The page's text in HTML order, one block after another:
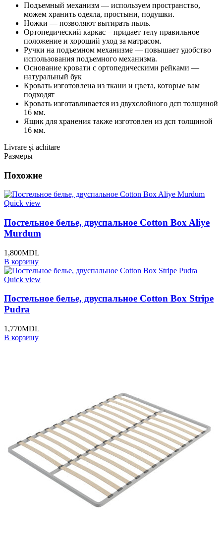
Подъемный механизм — используем пространство,
можем хранить одеяла, простыни, подушки.
Ножки — позволяют вытирать пыль.
Ортопедический каркас – придает телу правильное
положение и хороший уход за матрасом.
Ручки на подъемном механизме — повышает удобство
использования подъемного механизма.
Основание кровати с ортопедическими рейками —
натуральный бук
Кровать изготовлена ​​из ткани и цвета, которые вам
подходят
Кровать изготавливается ​​из двухслойного дсп толщиной
16 мм.
Ящик для хранения также изготовлен из дсп толщиной
16 мм.
Livrare și achitare
Размеры
Похожие
Quick view
Постельное белье, двуспальное Cotton Box Aliye
Murdum
1,800MDL
В корзину
Quick view
Постельное белье, двуспальное Cotton Box Stripe
Pudra
1,770MDL
В корзину